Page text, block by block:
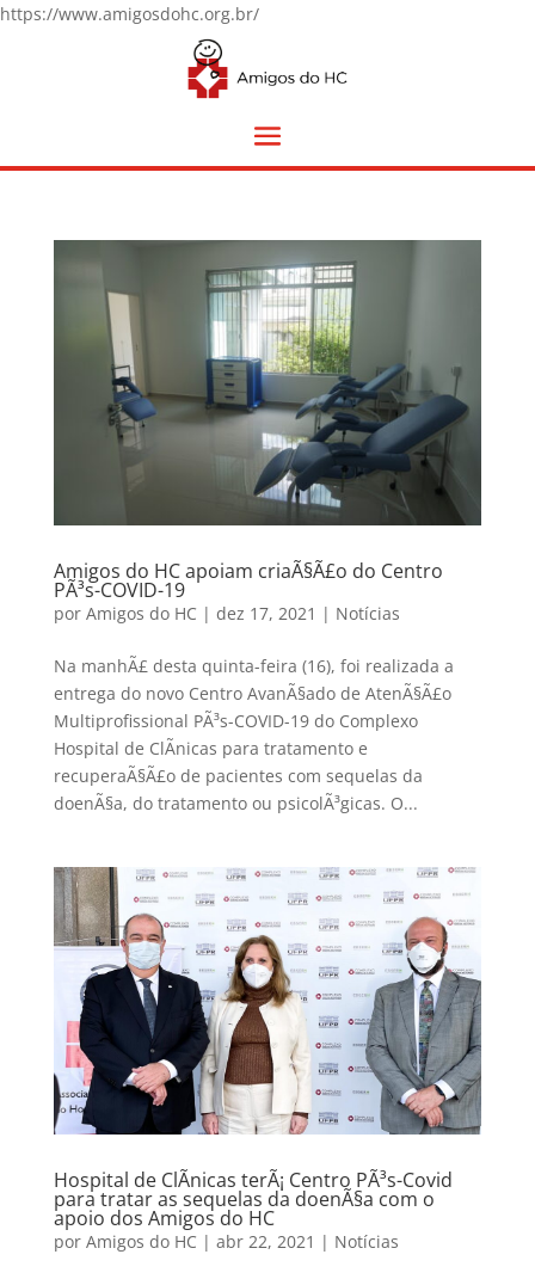
https://www.amigosdohc.org.br/
Amigos do HC apoiam criaÃ§Ã£o do Centro
PÃ³s-COVID-19
por Amigos do HC | dez 17, 2021 | Notícias
Na manhÃ£ desta quinta-feira (16), foi realizada a
entrega do novo Centro AvanÃ§ado de AtenÃ§Ã£o
Multiprofissional PÃ³s-COVID-19 do Complexo
Hospital de ClÃ­nicas para tratamento e
recuperaÃ§Ã£o de pacientes com sequelas da
doenÃ§a, do tratamento ou psicolÃ³gicas. O...
Hospital de ClÃ­nicas terÃ¡ Centro PÃ³s-Covid
para tratar as sequelas da doenÃ§a com o
apoio dos Amigos do HC
por Amigos do HC | abr 22, 2021 | Notícias